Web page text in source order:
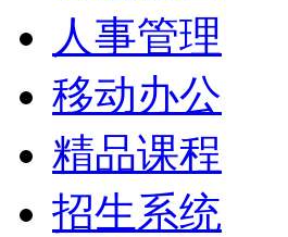
人事管理
移动办公
精品课程
招生系统